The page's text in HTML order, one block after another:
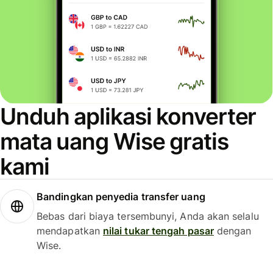
Unduh aplikasi konverter
mata uang Wise gratis
kami
Bandingkan penyedia transfer uang
Bebas dari biaya tersembunyi, Anda akan selalu
mendapatkan nilai tukar tengah pasardengan
Wise.